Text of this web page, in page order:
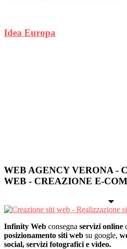
Idea Europa
WEB AGENCY VERONA -
WEB - CREAZIONE E-
Infinity Web consegna servizi online
posizionamento siti web su google,
social, servizi fotografici e video.